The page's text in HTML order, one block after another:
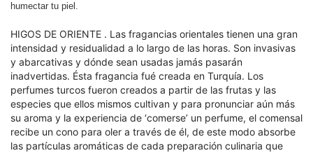
humectar tu piel.
HIGOS DE ORIENTE . Las fragancias orientales tienen una gran
intensidad y residualidad a lo largo de las horas. Son invasivas
y abarcativas y dónde sean usadas jamás pasarán
inadvertidas. Ésta fragancia fué creada en Turquía. Los
perfumes turcos fueron creados a partir de las frutas y las
especies que ellos mismos cultivan y para pronunciar aún más
su aroma y la experiencia de ‘comerse’ un perfume, el comensal
recibe un cono para oler a través de él, de este modo absorbe
las partículas aromáticas de cada preparación culinaria que